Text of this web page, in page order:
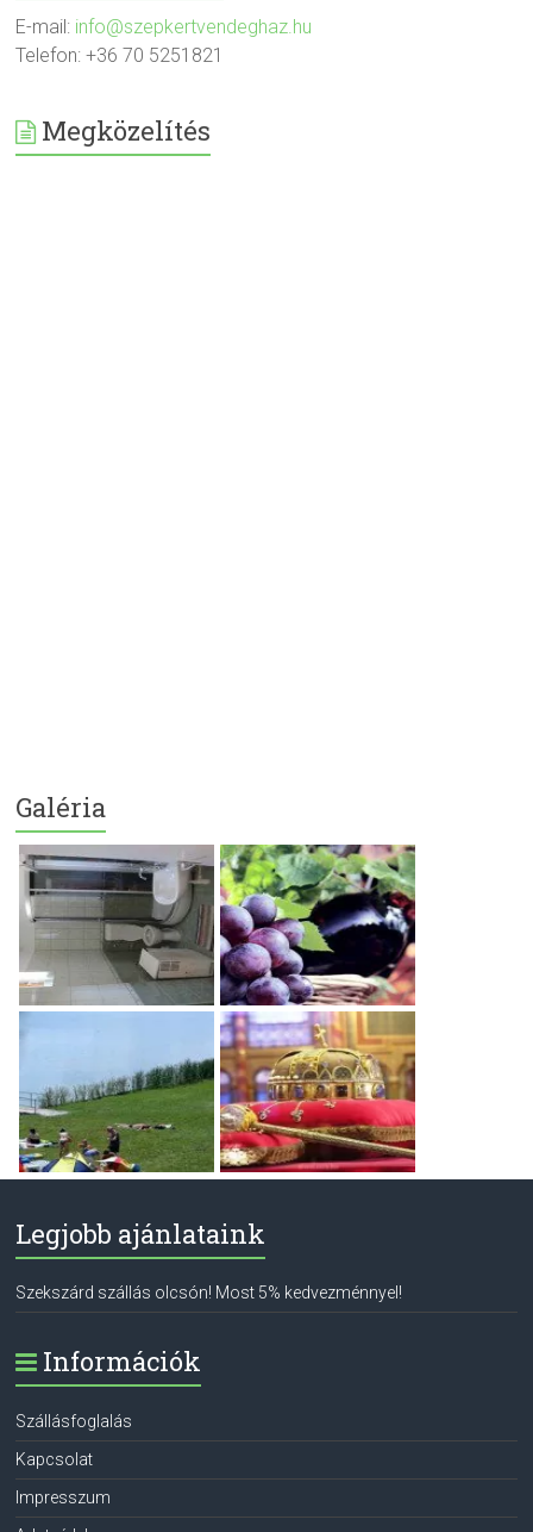
E-mail: info@szepkertvendeghaz.hu
Telefon: +36 70 5251821
Megközelítés
Galéria
Legjobb ajánlataink
Szekszárd szállás olcsón! Most 5% kedvezménnyel!
Információk
Szállásfoglalás
Kapcsolat
Impresszum